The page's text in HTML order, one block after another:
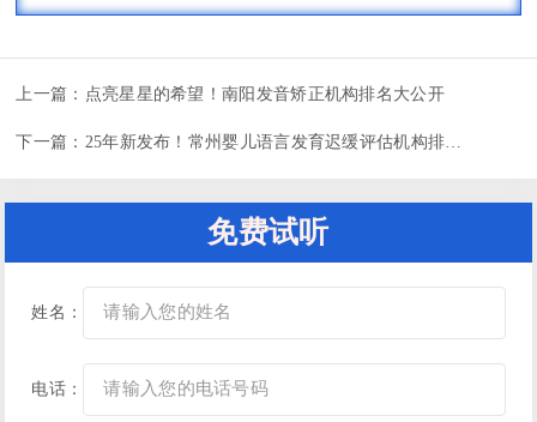
上一篇： 点亮星星的希望！南阳发音矫正机构排名大公开
下一篇：
免费试听
姓名：
电话：